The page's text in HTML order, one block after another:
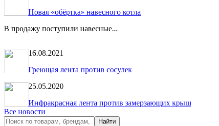
Новая «обёртка» навесного котла
В продажу поступили навесные...
16.08.2021
Греющая лента против сосулек
25.05.2020
Инфракрасная лента против замерзающих крыш
Все новости